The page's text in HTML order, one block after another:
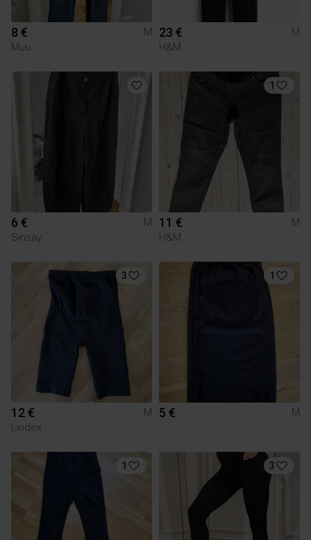
8 €
M
Muu
23 €
M
H&M
6 €
M
Sinsay
1
11 €
M
H&M
3
12 €
M
Lindex
1
5 € M
1 3